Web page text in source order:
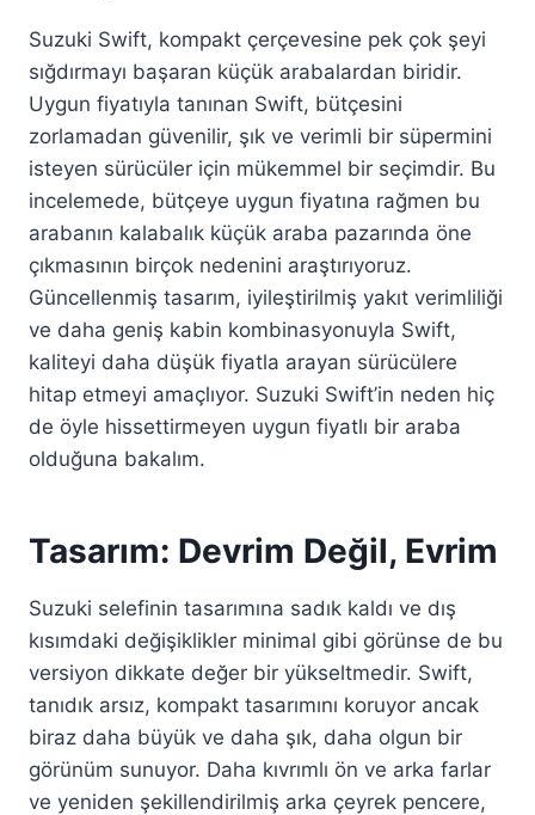
Suzuki Swift, kompakt çerçevesine pek çok şeyi
sığdırmayı başaran küçük arabalardan biridir.
Uygun fiyatıyla tanınan Swift, bütçesini
zorlamadan güvenilir, şık ve verimli bir süpermini
isteyen sürücüler için mükemmel bir seçimdir. Bu
incelemede, bütçeye uygun fiyatına rağmen bu
arabanın kalabalık küçük araba pazarında öne
çıkmasının birçok nedenini araştırıyoruz.
Güncellenmiş tasarım, iyileştirilmiş yakıt verimliliği
ve daha geniş kabin kombinasyonuyla Swift,
kaliteyi daha düşük fiyatla arayan sürücülere
hitap etmeyi amaçlıyor. Suzuki Swift’in neden hiç
de öyle hissettirmeyen uygun fiyatlı bir araba
olduğuna bakalım.
Tasarım: Devrim Değil, Evrim
Suzuki selefinin tasarımına sadık kaldı ve dış
kısımdaki değişiklikler minimal gibi görünse de bu
versiyon dikkate değer bir yükseltmedir. Swift,
tanıdık arsız, kompakt tasarımını koruyor ancak
biraz daha büyük ve daha şık, daha olgun bir
görünüm sunuyor. Daha kıvrımlı ön ve arka farlar
ve yeniden şekillendirilmiş arka çeyrek pencere,